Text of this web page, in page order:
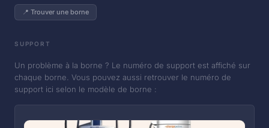
📍 Trouver une borne
SUPPORT
Un problème à la borne ? Le numéro de support est affiché sur
chaque borne. Vous pouvez aussi retrouver le numéro de
support ici selon le modèle de borne :